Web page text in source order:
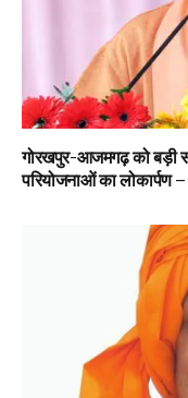
गोरखपुर-आजमगढ़ को बड़ी
परियोजनाओं का लोकार्पण